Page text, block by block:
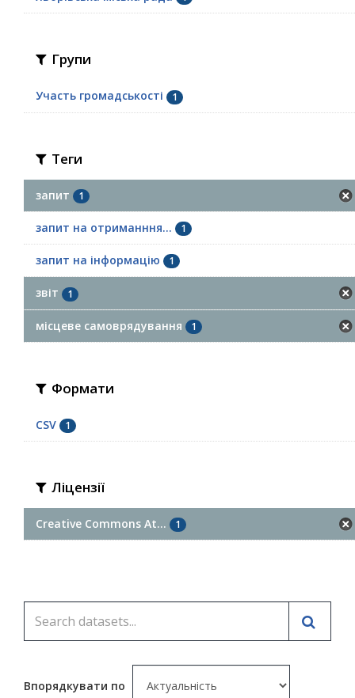
Групи
Участь громадськості 1
Теги
запит 1
запит на отриманння... 1
запит на інформацію 1
звіт 1
місцеве самоврядування 1
Формати
CSV 1
Ліцензії
Creative Commons At... 1
Впорядкувати по